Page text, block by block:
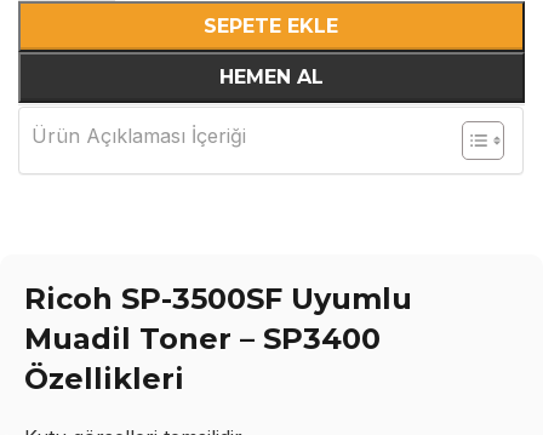
SEPETE EKLE
HEMEN AL
Ürün Açıklaması İçeriği
Ricoh SP-3500SF Uyumlu
Muadil Toner – SP3400
Özellikleri